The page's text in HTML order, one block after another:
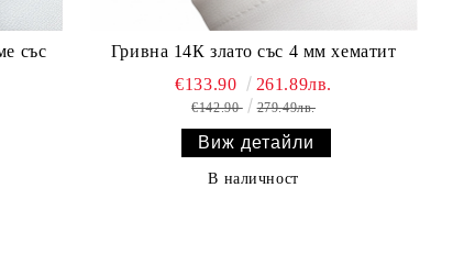
със
Гривна 14К злато със 4 мм хематит
€133.90 261.89лв.
€142.90 279.49лв.
Виж детайли
В наличност